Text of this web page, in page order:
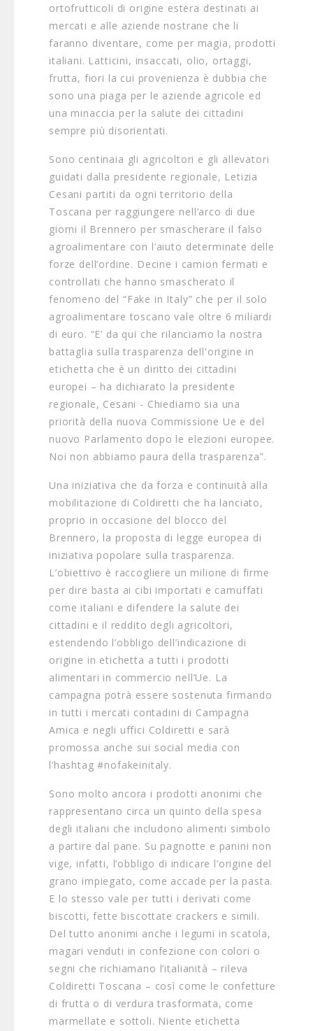
ortofrutticoli di origine estera destinati ai
mercati e alle aziende nostrane che li
faranno diventare, come per magia, prodotti
italiani. Latticini, insaccati, olio, ortaggi,
frutta, fiori la cui provenienza è dubbia che
sono una piaga per le aziende agricole ed
una minaccia per la salute dei cittadini
sempre più disorientati.
Sono centinaia gli agricoltori e gli allevatori
guidati dalla presidente regionale, Letizia
Cesani partiti da ogni territorio della
Toscana per raggiungere nell’arco di due
giorni il Brennero per smascherare il falso
agroalimentare con l’aiuto determinate delle
forze dell’ordine. Decine i camion fermati e
controllati che hanno smascherato il
fenomeno del “Fake in Italy” che per il solo
agroalimentare toscano vale oltre 6 miliardi
di euro. “E’ da qui che rilanciamo la nostra
battaglia sulla trasparenza dell'origine in
etichetta che è un diritto dei cittadini
europei – ha dichiarato la presidente
regionale, Cesani - Chiediamo sia una
priorità della nuova Commissione Ue e del
nuovo Parlamento dopo le elezioni europee.
Noi non abbiamo paura della trasparenza”.
Una iniziativa che da forza e continuità alla
mobilitazione di Coldiretti che ha lanciato,
proprio in occasione del blocco del
Brennero, la proposta di legge europea di
iniziativa popolare sulla trasparenza.
L’obiettivo è raccogliere un milione di firme
per dire basta ai cibi importati e camuffati
come italiani e difendere la salute dei
cittadini e il reddito degli agricoltori,
estendendo l’obbligo dell’indicazione di
origine in etichetta a tutti i prodotti
alimentari in commercio nell’Ue. La
campagna potrà essere sostenuta firmando
in tutti i mercati contadini di Campagna
Amica e negli uffici Coldiretti e sarà
promossa anche sui social media con
l’hashtag #nofakeinitaly.
Sono molto ancora i prodotti anonimi che
rappresentano circa un quinto della spesa
degli italiani che includono alimenti simbolo
a partire dal pane. Su pagnotte e panini non
vige, infatti, l’obbligo di indicare l’origine del
grano impiegato, come accade per la pasta.
E lo stesso vale per tutti i derivati come
biscotti, fette biscottate crackers e simili.
Del tutto anonimi anche i legumi in scatola,
magari venduti in confezione con colori o
segni che richiamano l’italianità – rileva
Coldiretti Toscana – così come le confetture
di frutta o di verdura trasformata, come
marmellate e sottoli. Niente etichetta